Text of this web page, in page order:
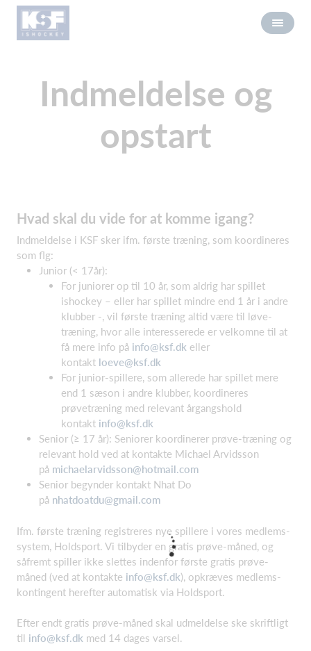
Indmeldelse og
opstart
Hvad skal du vide for at komme igang?
Indmeldelse i KSF sker ifm. første træning, som koordineres
som flg:
Junior (< 17år):
For juniorer op til 10 år, som aldrig har spillet
ishockey – eller har spillet mindre end 1 år i andre
klubber -, vil første træning altid være til løve-
træning, hvor alle interesserede er velkomne til at
få mere info på info@ksf.dk eller
kontakt loeve@ksf.dk
For junior-spillere, som allerede har spillet mere
end 1 sæson i andre klubber, koordineres
prøvetræning med relevant årgangshold
kontakt info@ksf.dk
Senior (≥ 17 år): Seniorer koordinerer prøve-træning og
relevant hold ved at kontakte Michael Arvidsson
på michaelarvidsson@hotmail.com
Senior begynder kontakt Nhat Do
på nhatdoatdu@gmail.com
Ifm. første træning registreres nye spillere i vores medlems-
system, Holdsport. Vi tilbyder en gratis prøve-måned, og
såfremt spiller ikke slettes indenfor første gratis prøve-
måned (ved at kontakte info@ksf.dk), opkræves medlems-
kontingent herefter automatisk via Holdsport.
Efter endt gratis prøve-måned skal udmeldelse ske skriftligt
til info@ksf.dk med 14 dages varsel.